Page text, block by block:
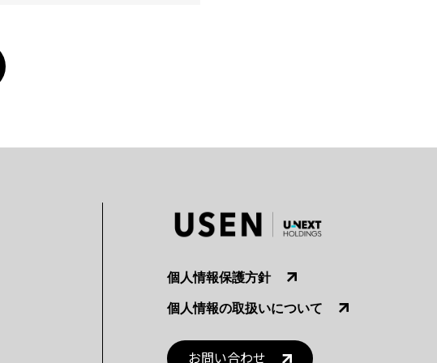
個人情報保護方針
個人情報の取扱いについて
お問い合わせ